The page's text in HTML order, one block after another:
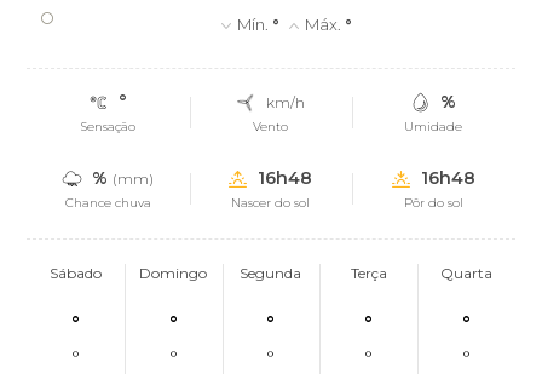
° Mín. ° Máx. °
°
Sensação
km/h
Vento
%
Umidade
% (mm)
Chance chuva
16h48
Nascer do sol
16h48
Pôr do sol
Sábado
°
°
Domingo
°
°
Segunda
°
°
Terça
°
°
Quarta
°
°